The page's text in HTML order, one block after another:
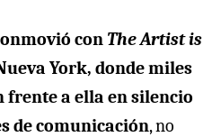
con The Artist is
York, donde miles
frente a ella en silencio
de comunicación, no